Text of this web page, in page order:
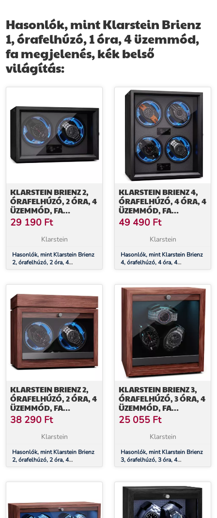
éjjeliszekrényen vagy más zajmentes zónában.Kérjük, vegye
figyelembe, hogy a képen látható óra nem tartozék.
További információk>>
Hasonlók, mint Klarstein Brienz
1, órafelhúzó, 1 óra, 4 üzemmód,
fa megjelenés, kék belső
világítás:
KLARSTEIN BRIENZ 2,
ÓRAFELHÚZÓ, 2 ÓRA, 4
ÜZEMMÓD, FA
MEGJELENÉS, KÉK
BELSŐ VILÁGÍTÁS
29 190 Ft
Klarstein
Hasonlók, mint Klarstein Brienz
2, órafelhúzó, 2 óra, 4
üzemmód, fa megjelenés, kék
KLARSTEIN BRIENZ 4,
ÓRAFELHÚZÓ, 4 ÓRA, 4
ÜZEMMÓD, FA
MEGJELENÉS, KÉK
BELSŐ VILÁGÍTÁS
49 490 Ft
Klarstein
Hasonlók, mint Klarstein Brienz
4, órafelhúzó, 4 óra, 4
üzemmód, fa megjelenés, kék
KLARSTEIN BRIENZ 2,
ÓRAFELHÚZÓ, 2 ÓRA, 4
ÜZEMMÓD, FA
MEGJELENÉS, KÉK
BELSŐ VILÁGÍTÁS,
ÉKSZERREKESZ
38 290 Ft
Klarstein
Hasonlók, mint Klarstein Brienz
2, órafelhúzó, 2 óra, 4
üzemmód, fa megjelenés, kék
KLARSTEIN BRIENZ 3,
ÓRAFELHÚZÓ, 3 ÓRA, 4
ÜZEMMÓD, FA
MEGJELENÉS, KÉK
BELSŐ VILÁGÍTÁS
25 055 Ft
Klarstein
Hasonlók, mint Klarstein Brienz
3, órafelhúzó, 3 óra, 4
üzemmód, fa megjelenés, kék